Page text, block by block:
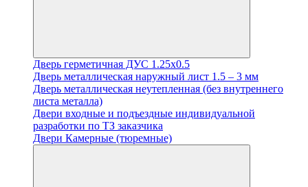
Дверь герметичная ДУС 1.25х0.5
Дверь металлическая наружный лист 1.5 – 3 мм
Дверь металлическая неутепленная (без внутреннего
листа металла)
Двери входные и подъездные индивидуальной
разработки по ТЗ заказчика
Двери Камерные (тюремные)